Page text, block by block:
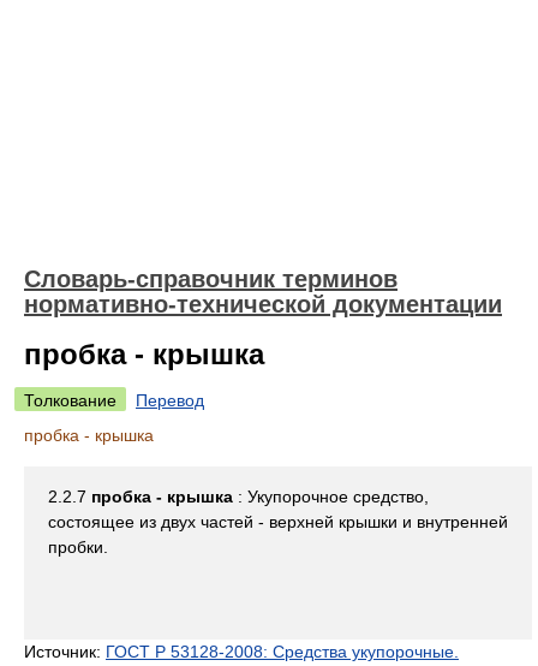
Словарь-справочник терминов
нормативно-технической документации
пробка - крышка
Толкование
Перевод
пробка - крышка
2.2.7 пробка - крышка : Укупорочное средство,
состоящее из двух частей - верхней крышки и внутренней
пробки.
Источник: ГОСТ Р 53128-2008: Средства укупорочные.